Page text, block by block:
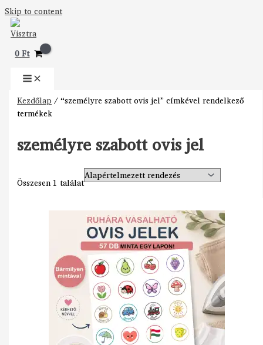
Skip to content
0Ft
Kezdőlap / “személyre szabott ovis jel” címkével rendelkező
termékek
személyre szabott ovis jel
Összesen 1 találat